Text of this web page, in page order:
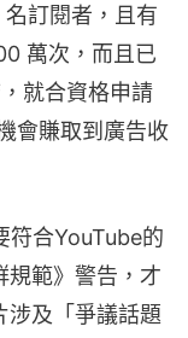
訂閱者，且有
萬次，而且已
就合資格申請
會賺取到廣告收
符合YouTube的
規範》警告，才
涉及「爭議話題